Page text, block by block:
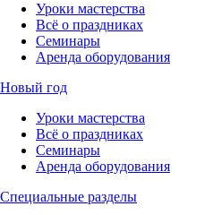
Уроки мастерства
Всё о праздниках
Семинары
Аренда оборудования
Новый год
Уроки мастерства
Всё о праздниках
Семинары
Аренда оборудования
Специальные разделы